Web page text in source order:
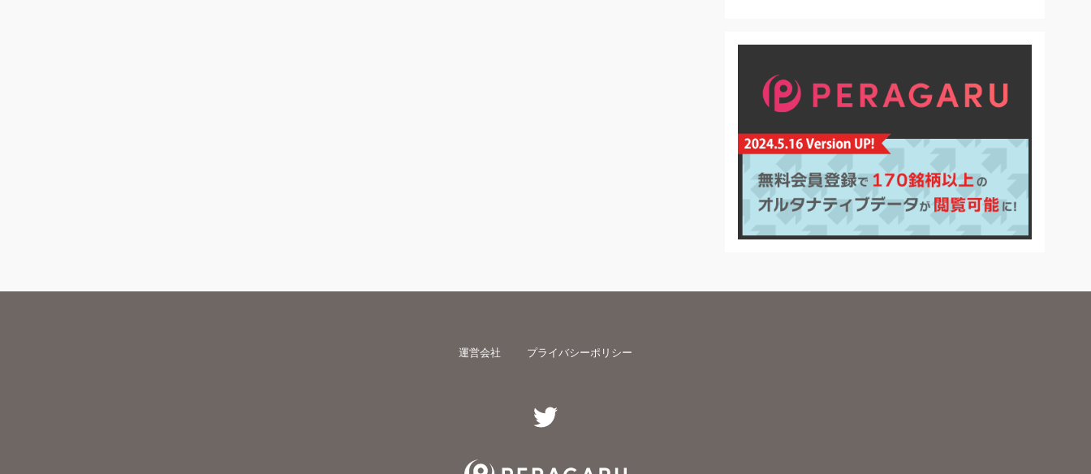
運営会社 プライバシーポリシー